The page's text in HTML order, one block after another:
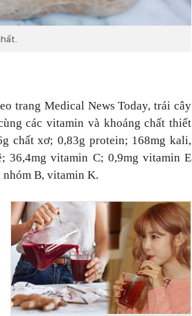
trang Medical News Today, trái cây
các vitamin và khoáng chất thiết
chất xơ; 0,83g protein; 168mg kali,
36,4mg vitamin C; 0,9mg vitamin E
B, vitamin K.